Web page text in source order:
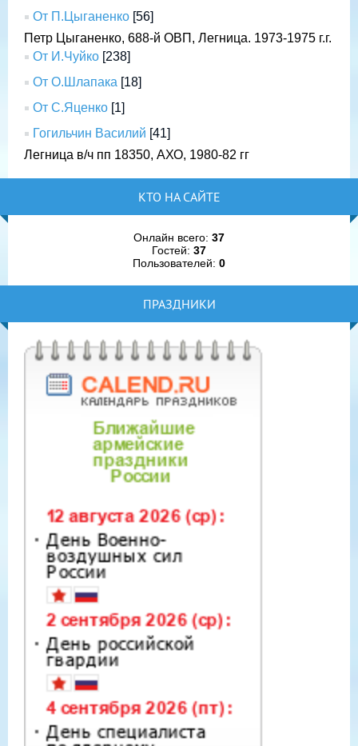
От П.Цыганенко [56]
Петр Цыганенко, 688-й ОВП, Легница. 1973-1975 г.г.
От И.Чуйко [238]
От О.Шлапака [18]
От С.Яценко [1]
Гогильчин Василий [41]
Легница в/ч пп 18350, АХО, 1980-82 гг
КТО НА САЙТЕ
Онлайн всего: 37
Гостей: 37
Пользователей: 0
ПРАЗДНИКИ